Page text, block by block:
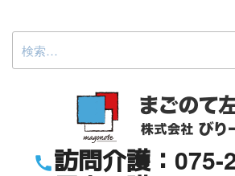
索:
訪問介護：075-